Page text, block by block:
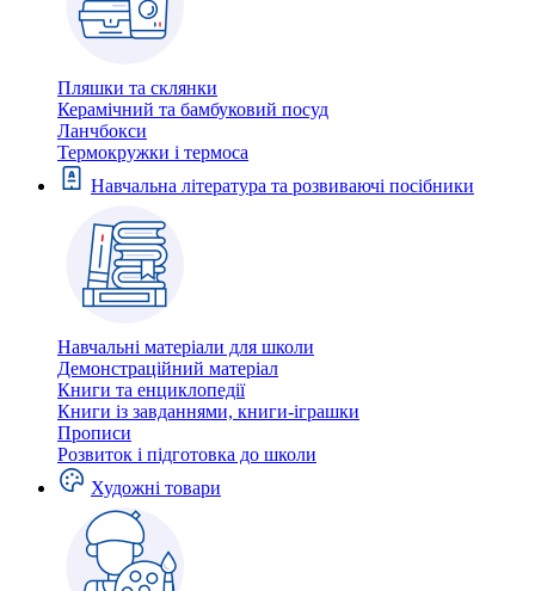
Пляшки та склянки
Керамічний та бамбуковий посуд
Ланчбокси
Термокружки і термоса
Навчальна література та розвиваючі посібники
Навчальні матеріали для школи
Демонстраційний матеріал
Книги та енциклопедії
Книги із завданнями, книги-іграшки
Прописи
Розвиток і підготовка до школи
Художні товари